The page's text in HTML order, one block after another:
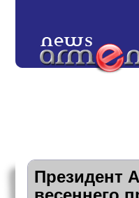
Президент